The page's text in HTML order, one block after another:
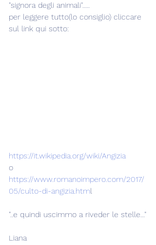
"signora degli animali".....
per leggere tutto(lo consiglio) cliccare
sul link qui sotto:
https://it.wikipedia.org/wiki/Angizia
o
https://www.romanoimpero.com/2017/
05/culto-di-angizia.html
"..e quindi uscimmo a riveder le stelle..."
Liana